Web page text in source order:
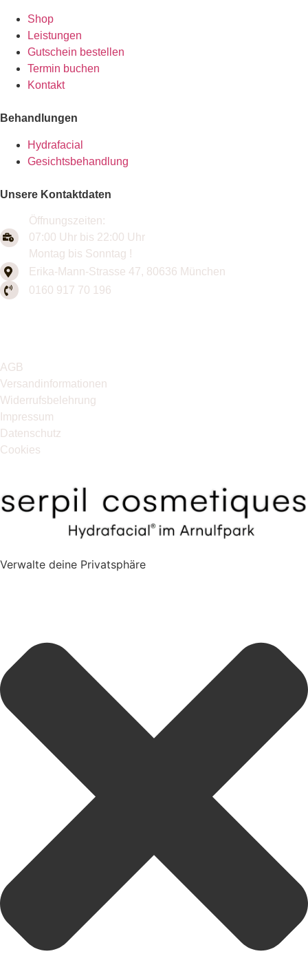
Shop
Leistungen
Gutschein bestellen
Termin buchen
Kontakt
Behandlungen
Hydrafacial
Gesichtsbehandlung
Unsere Kontaktdaten
Öffnungszeiten:
07:00 Uhr bis 22:00 Uhr
Montag bis Sonntag !
Erika-Mann-Strasse 47, 80636 München
0160 917 70 196
AGB
Versandinformationen
Widerrufsbelehrung
Impressum
Datenschutz
Cookies
Verwalte deine Privatsphäre